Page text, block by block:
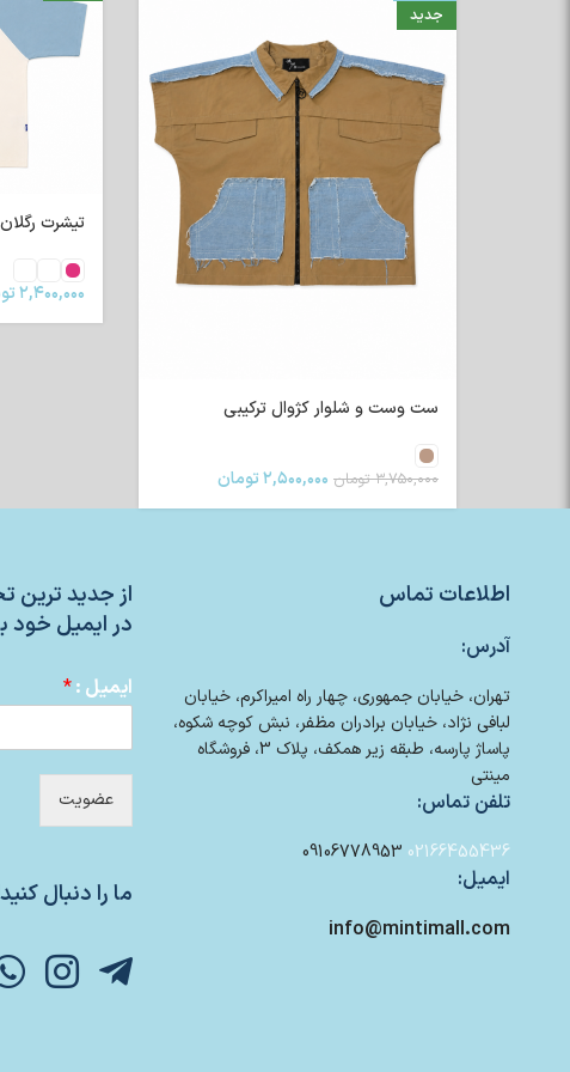
جدید
ست وست و شلوار کژوال ترکیبی
۳,۷۵۰,۰۰۰ تومان ۲,۵۰۰,۰۰۰تومان
تیشرت رگلان Amiri
۲,۴۰۰,۰۰۰
اطلاعات تماس
آدرس:
تهران، خیابان جمهوری، چهار راه امیراکرم، خیابان
لبافی نژاد، خیابان برادران مظفر، نبش کوچه شکوه،
پاساژ پارسه، طبقه زیر همکف، پلاک 3، فروشگاه
مینتی
تلفن تماس:
02166455436
09106778953
ایمیل:
info@mintimall.com
از جدید
در ایمیل خود
ایمیل :*
عضویت
ما را دنبال